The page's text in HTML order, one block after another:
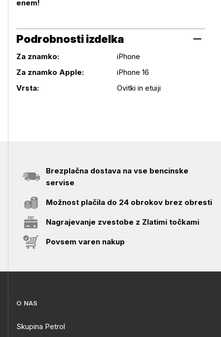
enem!
Podrobnosti izdelka
Podrobnosti izdelka
Za znamko:
iPhone
Za znamko Apple:
iPhone 16
Vrsta:
Ovitki in etuiji
Brezplačna dostava na vse bencinske
servise
Možnost plačila do 24 obrokov brez obresti
Nagrajevanje zvestobe z Zlatimi točkami
Povsem varen nakup
O NAS
Skupina Petrol